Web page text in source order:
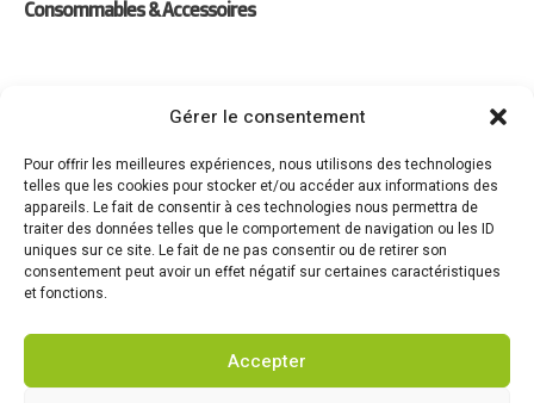
Gérer le consentement
Pour offrir les meilleures expériences, nous utilisons des technologies
telles que les cookies pour stocker et/ou accéder aux informations des
appareils. Le fait de consentir à ces technologies nous permettra de
traiter des données telles que le comportement de navigation ou les ID
uniques sur ce site. Le fait de ne pas consentir ou de retirer son
consentement peut avoir un effet négatif sur certaines caractéristiques
et fonctions.
Accepter
Consommables & Accessoires
Forfaits Entretien
Actualités
Recrutement
Contact